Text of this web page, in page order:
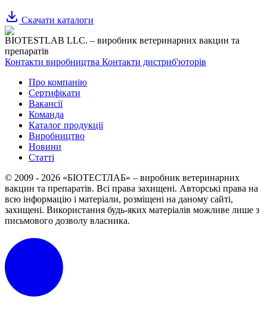
Скачати каталоги
BIOTESTLAB LLC. – виробник ветеринарних вакцин та
препаратів
Контакти виробництва Контакти дистриб'юторів
Про компанію
Сертифікати
Вакансії
Команда
Каталог продукції
Виробництво
Новини
Статті
© 2009 - 2026 «БІОТЕСТЛАБ» – виробник ветеринарних
вакцин та препаратів. Всі права захищені. Авторські права на
всю інформацію і матеріали, розміщені на даному сайті,
захищені. Використання будь-яких матеріалів можливе лише з
письмового дозволу власника.